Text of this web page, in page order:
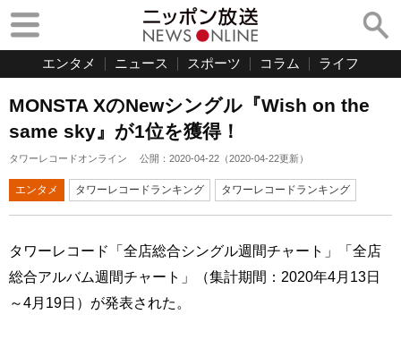
エンタメ ニュース スポーツ コラム ライフ
MONSTA XのNewシングル『Wish on the
same sky』が1位を獲得！
タワーレコードオンライン 公開： 2020-04-22 （2020-04-22更新）
エンタメ タワーレコードランキング タワーレコードランキング
タワーレコード「全店総合シングル週間チャート」「全店
総合アルバム週間チャート」（集計期間：2020年4月13日
～4月19日）が発表された。